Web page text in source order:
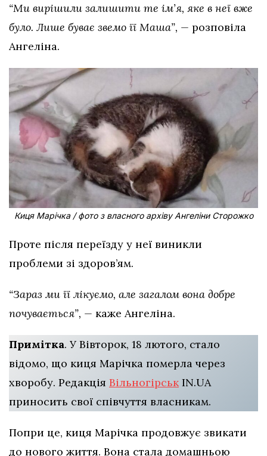
“Ми вирішили залишити те ім’я, яке в неї вже
було. Лише буває звемо її Маша”, — розповіла
Ангеліна.
Киця Марічка / фото з власного архіву Ангеліни Сторожко
Проте після переїзду у неї виникли
проблеми зі здоров’ям.
“Зараз ми її лікуємо, але загалом вона добре
почувається”, — каже Ангеліна.
Примітка. У Вівторок, 18 лютого, стало
відомо, що киця Марічка померла через
хворобу. Редакція Вільногірськ IN.UA
приносить свої співчуття власникам.
Попри це, киця Марічка продовжує звикати
до нового життя. Вона стала домашньою